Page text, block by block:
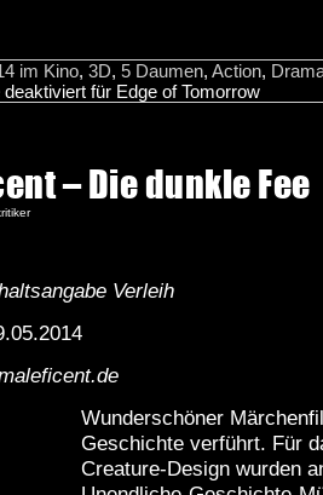
im Kino, 3D, 5 Daumen, Action,
deaktiviert für Edge of Tomorrow
– Die dunkle Fee
Verleih
Wunderschöner
Geschichte verführt. Für
Creature-Design wurden